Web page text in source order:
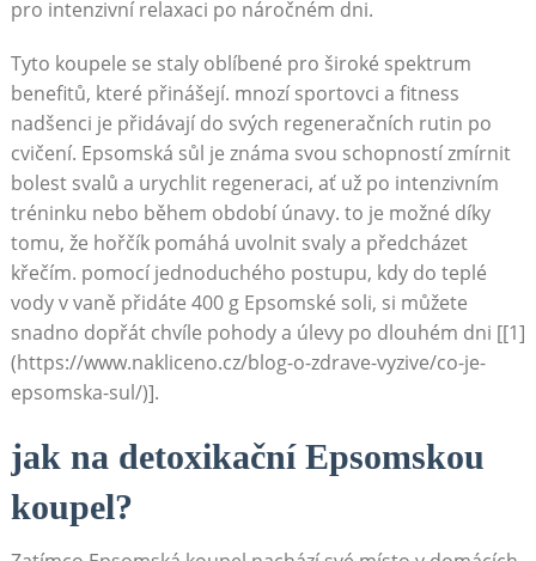
pro intenzivní relaxaci po náročném dni.
Tyto koupele se staly oblíbené pro široké spektrum
benefitů, které přinášejí. mnozí sportovci a fitness
nadšenci je přidávají do svých regeneračních rutin po
cvičení. Epsomská sůl je známa svou schopností zmírnit
bolest svalů a urychlit regeneraci, ať už po intenzivním
tréninku nebo během období únavy. to je možné díky
tomu, že hořčík pomáhá uvolnit svaly a předcházet
křečím. pomocí jednoduchého postupu, kdy do teplé
vody v vaně přidáte 400 g Epsomské soli, si můžete
snadno dopřát chvíle pohody a úlevy po dlouhém dni [[1]
(https://www.nakliceno.cz/blog-o-zdrave-vyzive/co-je-
epsomska-sul/)].
jak na detoxikační Epsomskou
koupel?